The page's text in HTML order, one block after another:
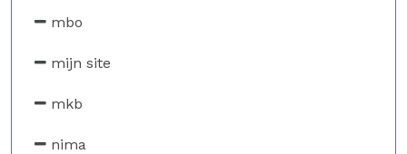
mbo
mijn site
mkb
nima